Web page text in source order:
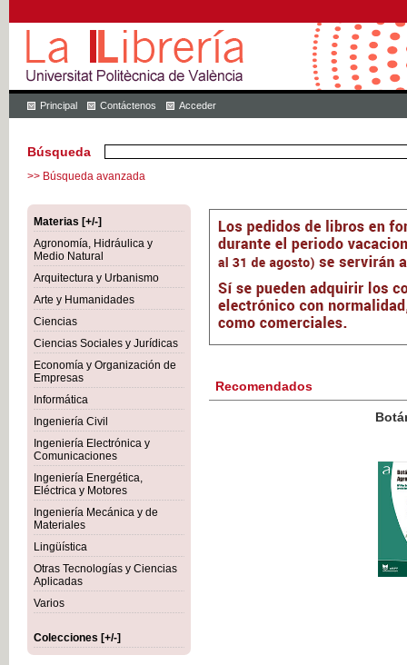
Principal Contáctenos Acceder
Búsqueda
>> Búsqueda avanzada
Materias [+/-]
Agronomía, Hidráulica y
Medio Natural
Arquitectura y Urbanismo
Arte y Humanidades
Ciencias
Ciencias Sociales y Jurídicas
Economía y Organización de
Empresas
Informática
Ingeniería Civil
Ingeniería Electrónica y
Comunicaciones
Ingeniería Energética,
Eléctrica y Motores
Ingeniería Mecánica y de
Materiales
Lingüística
Otras Tecnologías y Ciencias
Aplicadas
Varios
Colecciones [+/-]
Recomendados
IVA